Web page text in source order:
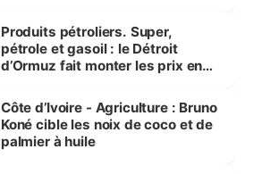
menacées
Produits pétroliers. Super,
pétrole et gasoil : le Détroit
d’Ormuz fait monter les prix en
Côte d’Ivoire - Agriculture : Bruno
Koné cible les noix de coco et de
palmier à huile